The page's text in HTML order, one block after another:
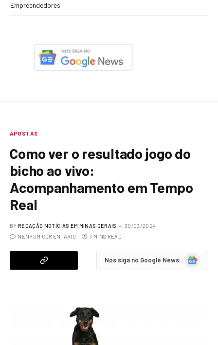
Empreendedores
APOSTAS
Como ver o resultado jogo do
bicho ao vivo:
Acompanhamento em Tempo
Real
BY REDAÇÃO NOTÍCIAS EM MINAS GERAIS
30/03/2024
NENHUM COMENTÁRIO
7 MINS READ
Nos siga no Google News
Google